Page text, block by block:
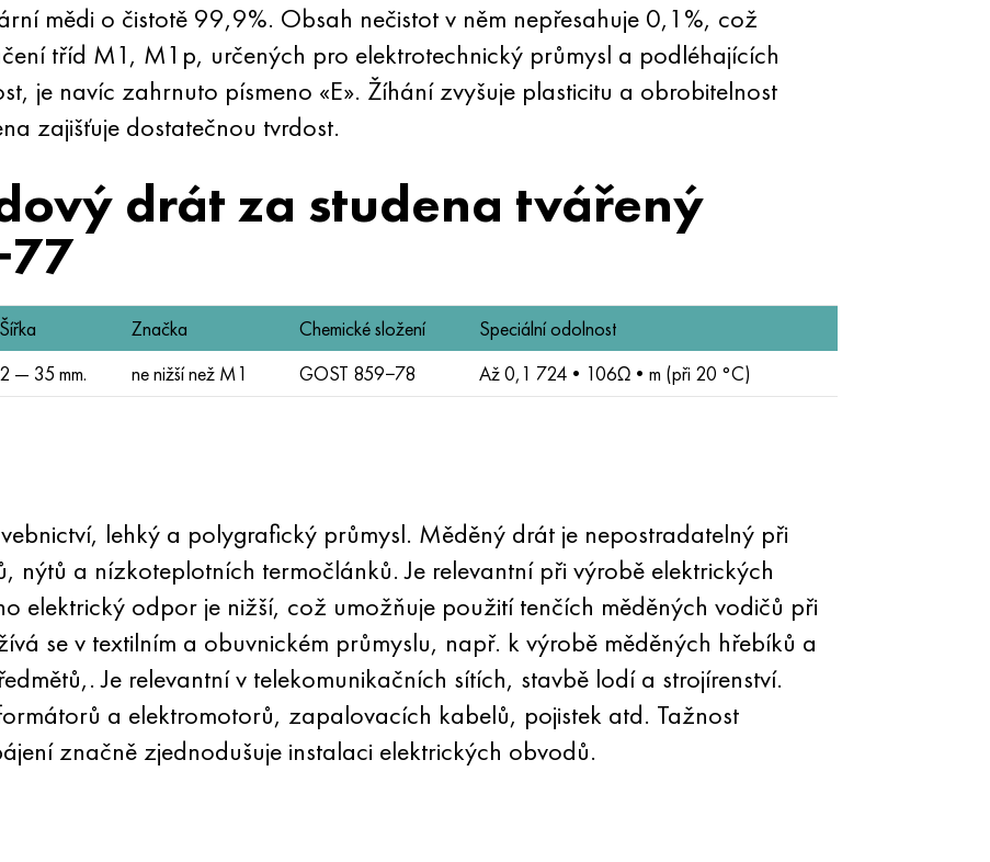
mědi o čistotě 99,9%. Obsah nečistot v něm nepřesahuje 0,1%, což
tříd M1, M1p, určených pro elektrotechnický průmysl a podléhajících
je navíc zahrnuto písmeno «E». Žíhání zvyšuje plasticitu a obrobitelnost
zajišťuje dostatečnou tvrdost.
drát za studena tvářený
Šířka Značka Chemické složení
Speciální odolnost
2 — 35 mm. ne nižší než M1 GOST 859−78 Až 0,1 724•106Ω•m (při 20 °С)
lehký a polygrafický průmysl. Měděný drát je nepostradatelný při
nýtů a nízkoteplotních termočlánků. Je relevantní při výrobě elektrických
elektrický odpor je nižší, což umožňuje použití tenčích měděných vodičů při
se v textilním a obuvnickém průmyslu, např. k výrobě měděných hřebíků a
Je relevantní v telekomunikačních sítích, stavbě lodí a strojírenství.
a elektromotorů, zapalovacích kabelů, pojistek atd. Tažnost
značně zjednodušuje instalaci elektrických obvodů.